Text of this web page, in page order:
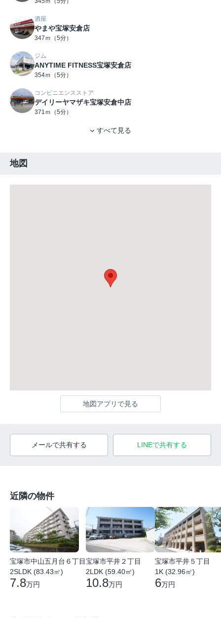
酒屋
やまや宝塚安倉店
347ｍ（5分）
ジム
ANYTIME FITNESS宝塚安倉店
354ｍ（5分）
コンビニエンスストア
デイリーヤマザキ宝塚安倉中店
371ｍ（5分）
すべて見る
地図
地図アプリで見る
メールで共有する LINEで共有する
近隣の物件
宝塚市中山五月台６丁目
2SLDK (83.43㎡)
7.8万円
宝塚市平井２丁目
2LDK (59.40㎡)
10.8万円
宝塚市平井５丁目
1K (32.96㎡)
6万円